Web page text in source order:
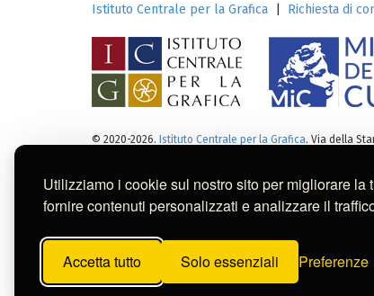
Utilizziamo i cookie sul nostro sito per migliorare la
fornire contenuti personalizzati e analizzare il
Accetta tutto Solo essenziali Preferenze
Istituto Centrale per la Grafica Richiesta di
© 2020-2026. Istituto Centrale per la Grafica. Via della
Tutti i diritti sui cataloghi, sulle
Per usi commerciali dei contenuti contattare
Questa banca dati è
Belle Arti di San
dei contenuti